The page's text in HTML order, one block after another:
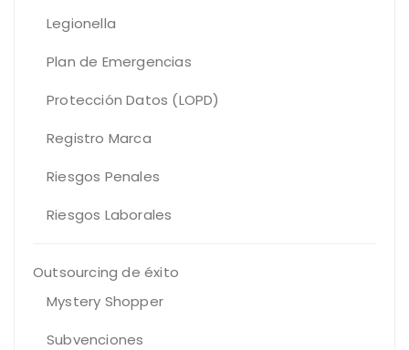
Legionella
Plan de Emergencias
Protección Datos (LOPD)
Registro Marca
Riesgos Penales
Riesgos Laborales
Outsourcing de éxito
Mystery Shopper
Subvenciones